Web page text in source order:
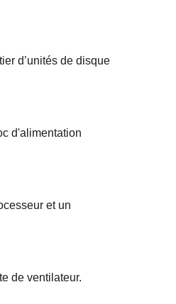
d’unités de disque
d'alimentation
et un
de ventilateur.